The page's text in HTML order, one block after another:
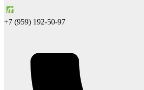
+7 (959) 192-50-97